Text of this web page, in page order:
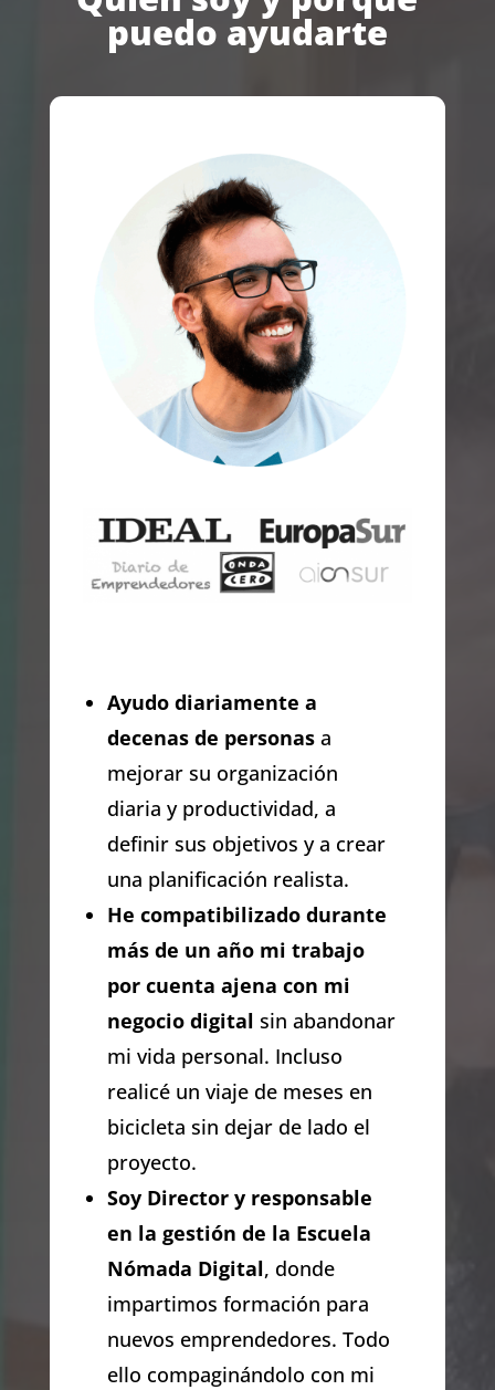
puedo ayudarte
Ayudo diariamente a
decenas de personasa
mejorar su organización
diaria y productividad, a
definir sus objetivos y a crear
una planificación realista.
He compatibilizado durante
más de un año mi trabajo
por cuenta ajena con mi
negocio digital sin abandonar
mi vida personal. Incluso
realicé un viaje de meses en
bicicleta sin dejar de lado el
proyecto.
Soy Director y responsable
en la gestión de la Escuela
Nómada Digital, donde
impartimos formación para
nuevos emprendedores. Todo
ello compaginándolo con mi